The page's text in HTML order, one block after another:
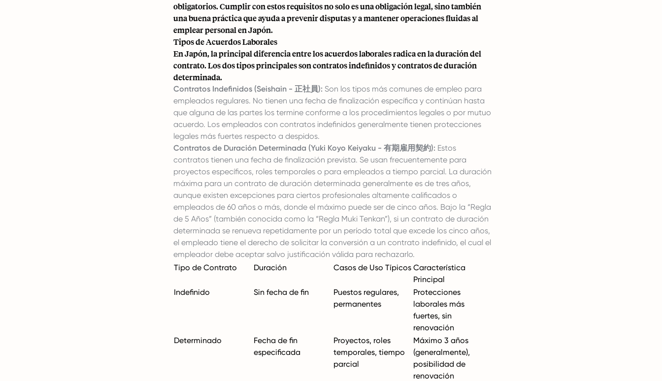
obligatorios. Cumplir con estos requisitos no solo es una obligación legal, sino también
una buena práctica que ayuda a prevenir disputas y a mantener operaciones fluidas al
emplear personal en Japón.
Tipos de Acuerdos Laborales
En Japón, la principal diferencia entre los acuerdos laborales radica en la duración del
contrato. Los dos tipos principales son contratos indefinidos y contratos de duración
determinada.
Contratos Indefinidos (Seishain - 正社員): Son los tipos más comunes de empleo para
empleados regulares. No tienen una fecha de finalización específica y continúan hasta
que alguna de las partes los termine conforme a los procedimientos legales o por mutuo
acuerdo. Los empleados con contratos indefinidos generalmente tienen protecciones
legales más fuertes respecto a despidos.
Contratos de Duración Determinada (Yuki Koyo Keiyaku - 有期雇用契約): Estos
contratos tienen una fecha de finalización prevista. Se usan frecuentemente para
proyectos específicos, roles temporales o para empleados a tiempo parcial. La duración
máxima para un contrato de duración determinada generalmente es de tres años,
aunque existen excepciones para ciertos profesionales altamente calificados o
empleados de 60 años o más, donde el máximo puede ser de cinco años. Bajo la “Regla
de 5 Años” (también conocida como la “Regla Muki Tenkan”), si un contrato de duración
determinada se renueva repetidamente por un período total que excede los cinco años,
el empleado tiene el derecho de solicitar la conversión a un contrato indefinido, el cual el
empleador debe aceptar salvo justificación válida para rechazarlo.
Tipo de Contrato
Duración Casos de Uso Típicos Característica
Principal
Indefinido
Sin fecha de fin
Puestos regulares,
permanentes
Protecciones
laborales más
fuertes, sin
renovación
Determinado
Fecha de fin
especificada
Proyectos, roles
temporales, tiempo
parcial
Máximo 3 años
(generalmente),
posibilidad de
renovación